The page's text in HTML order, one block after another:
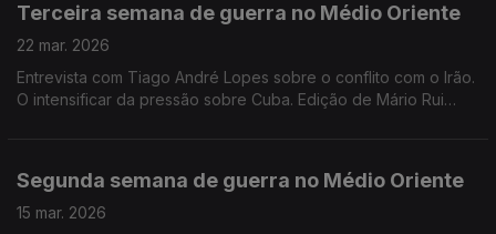
Terceira semana de guerra no Médio Oriente
22 mar. 2026
Entrevista com Tiago André Lopes sobre o conflito com o Irão.
O intensificar da pressão sobre Cuba. Edição de Mário Rui
Segunda semana de guerra no Médio Oriente
15 mar. 2026